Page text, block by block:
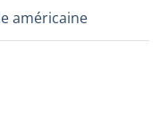
américaine